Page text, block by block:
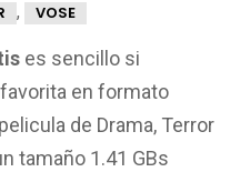
, VOSE
es sencillo si
en formato
de Drama, Terror
tamaño 1.41 GBs